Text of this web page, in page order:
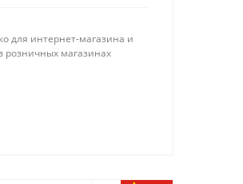
для интернет-магазина и
розничных магазинах